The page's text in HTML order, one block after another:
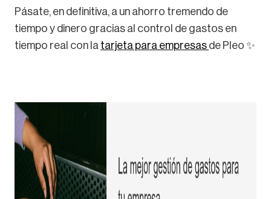
Pásate, en definitiva, a un ahorro tremendo de
tiempo y dinero gracias al control de gastos en
tiempo real con la tarjeta para empresas de Pleo ✨